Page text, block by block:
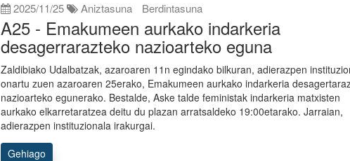
2025/11/25 Aniztasuna Berdintasuna
A25 - Emakumeen aurkako indarkeria
desagerrarazteko nazioarteko eguna
Zaldibiako Udalbatzak, azaroaren 11n egindako bilkuran, adierazpen
onartu zuen azaroaren 25erako, Emakumeen aurkako indarkeria
nazioarteko egunerako. Bestalde, Aske talde feministak indarkeria matxisten
aurkako elkarretaratzea deitu du plazan arratsaldeko 19:00etarako. Jarraian,
adierazpen instituzionala irakurgai.
Gehiago